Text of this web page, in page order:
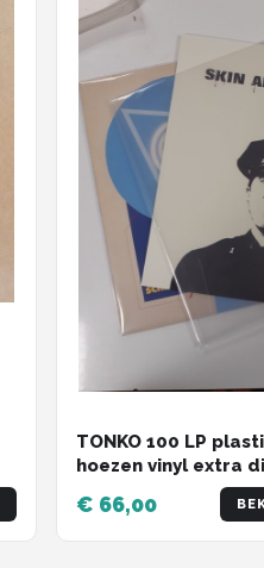
TONKO 100 LP
hoezen vinyl extra
Premium - 150
Beschermhoezen -
Plastic - Lp Hoezen
€ 66,00